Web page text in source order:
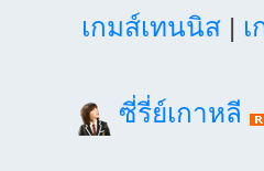
เกมส์เทนนิส|
ซี่รี่ย์เกาหลี